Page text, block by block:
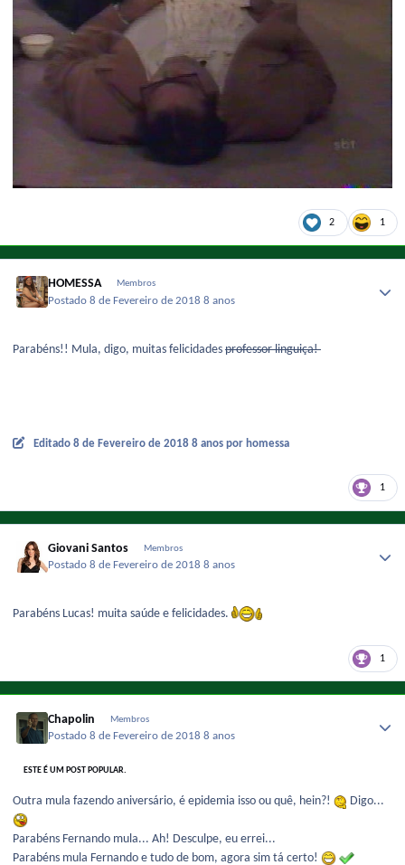
2 1
HOMESSA Membros
Postado8 de Fevereiro de 20188 anos
Parabéns!! Mula, digo, muitas felicidades professor linguiça!
Editado 8 de Fevereiro de 2018 8 anos por homessa
1
Giovani Santos Membros
Postado8 de Fevereiro de 20188 anos
Parabéns Lucas! muita saúde e felicidades.
1
Chapolin Membros
Postado8 de Fevereiro de 20188 anos
ESTE É UM POST POPULAR.
Outra mula fazendo aniversário, é epidemia isso ou quê, hein?! Digo...
Parabéns Fernando mula... Ah! Desculpe, eu errei...
Parabéns mula Fernando e tudo de bom, agora sim tá certo!